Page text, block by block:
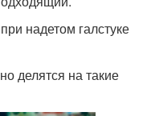
надетом галстуке
делятся на такие